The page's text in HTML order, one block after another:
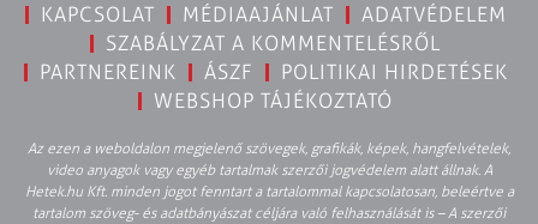
KAPCSOLAT MÉDIAAJÁNLAT
ADATVÉDELEM
SZABÁLYZAT A KOMMENTELÉSRŐL
PARTNEREINK
ÁSZF
POLITIKAI HIRDETÉSEK
WEBSHOP TÁJÉKOZTATÓ
Az ezen a weboldalon megjelenő szövegek, grafikák, képek, hangfelvételek,
video anyagok vagy egyéb tartalmak szerzői jogvédelem alatt állnak. A
Hetek.hu Kft. minden jogot fenntart a tartalommal kapcsolatosan, beleértve a
tartalom szöveg- és adatbányászat céljára való felhasználását is – A szerzői